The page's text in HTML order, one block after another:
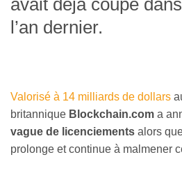
avait déjà coupé
l’an dernier.
Valorisé à 14 milliards de dollars
britannique Blockchain.com a
vague de licenciements alors
prolonge et continue à malmener